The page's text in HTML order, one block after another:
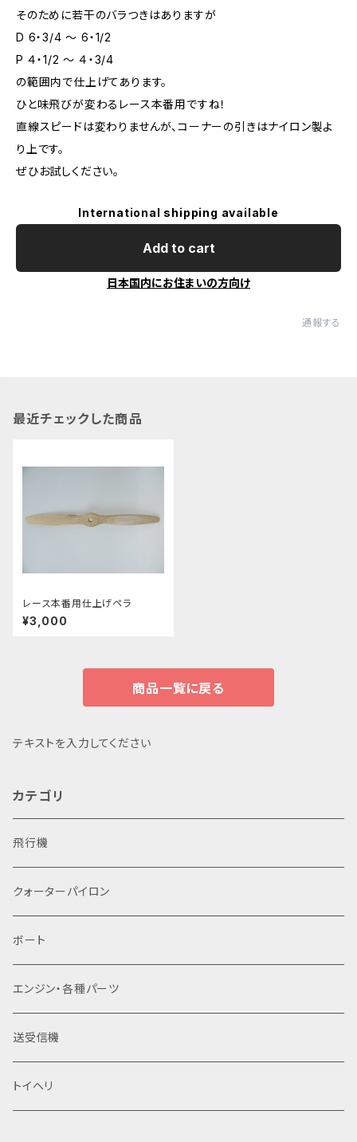
そのために若干のバラつきはありますが
D 6・3/4 ～ 6・1/2
P ４・1/2 ～ ４・3/4
の範囲内で仕上げてあります。
ひと味飛びが変わるレース本番用ですね！
直線スピードは変わりませんが、コーナーの引きはナイロン製よ
り上です。
ぜひお試しください。
International shipping available
Add to cart
日本国内にお住まいの方向け
通報する
最近チェックした商品
レース本番用仕上げペラ
¥3,000
商品一覧に戻る
テキストを入力してください
カテゴリ
飛行機
クォーターパイロン
ボート
​エンジン・各種パーツ
送受信機
トイヘリ